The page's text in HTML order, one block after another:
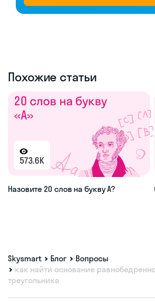
Похожие статьи
573.6K
Назовите 20 слов на букву А?
Skysmart Блог
Вопросы
как найти основание
треугольника